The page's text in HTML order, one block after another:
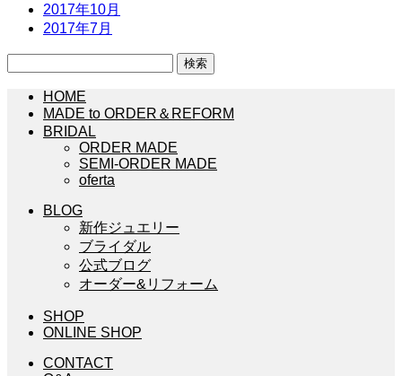
2017年10月
2017年7月
HOME
MADE to ORDER＆REFORM
BRIDAL
ORDER MADE
SEMI-ORDER MADE
oferta
BLOG
新作ジュエリー
ブライダル
公式ブログ
オーダー&リフォーム
SHOP
ONLINE SHOP
CONTACT